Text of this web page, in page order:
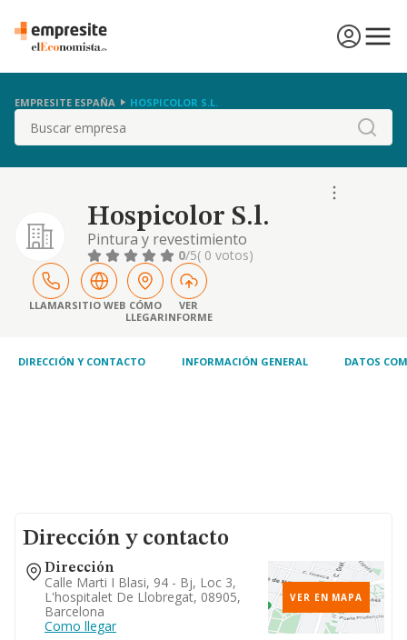
EMPRESITE ESPAÑA HOSPICOLOR S.L.
Buscar
Hospicolor S.l.
Pintura y revestimiento
0/5( 0 votos)
LLAMARSITIO WEB CÓMO
LLEGAR
VER
INFORME
DIRECCIÓN Y CONTACTO INFORMACIÓN GENERAL DATOS
Dirección y contacto
Dirección
Calle Marti I Blasi, 94 - Bj, Loc 3,
L'hospitalet De Llobregat, 08905,
Barcelona
Como llegar
VER EN MAPA